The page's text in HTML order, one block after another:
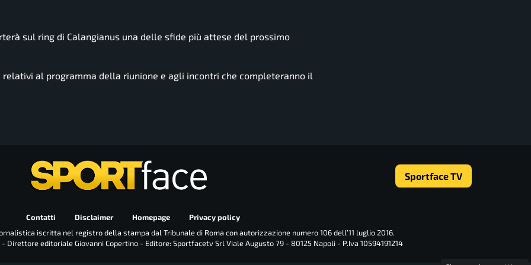
sul ring di Calangianus una delle sfide più attese del prossimo
al programma della riunione e agli incontri che completeranno il
Sportface TV
Contatti Disclaimer Homepage
Privacy policy
iscritta nel registro della stampa dal Tribunale di Roma con autorizzazione numero 106 dell’11 luglio 2016.
editoriale Giovanni Copertino - Editore: Sportfacetv Srl Viale Augusto 79 - 80125 Napoli - P.Iva 10594191214